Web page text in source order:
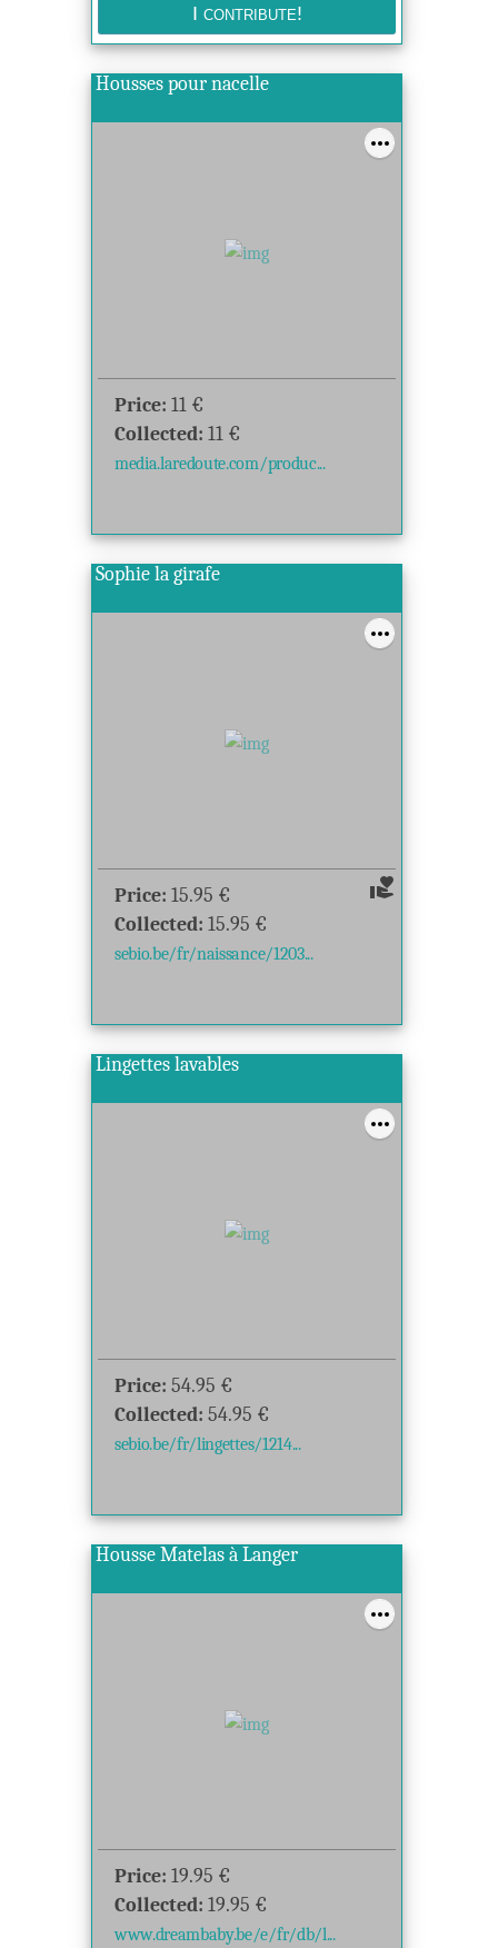
Housses pour nacelle
Price: 11 €
Collected: 11 €
media.laredoute.com/produc...
Sophie la girafe
volunteer_activism
Price: 15.95 €
Collected: 15.95 €
sebio.be/fr/naissance/1203...
Lingettes lavables
Price: 54.95 €
Collected: 54.95 €
sebio.be/fr/lingettes/1214...
Housse Matelas à Langer
Price: 19.95 €
Collected: 19.95 €
www.dreambaby.be/e/fr/db/l...